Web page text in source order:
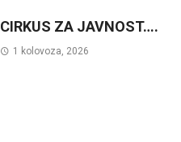
CIRKUS ZA JAVNOST….
1 kolovoza, 2026